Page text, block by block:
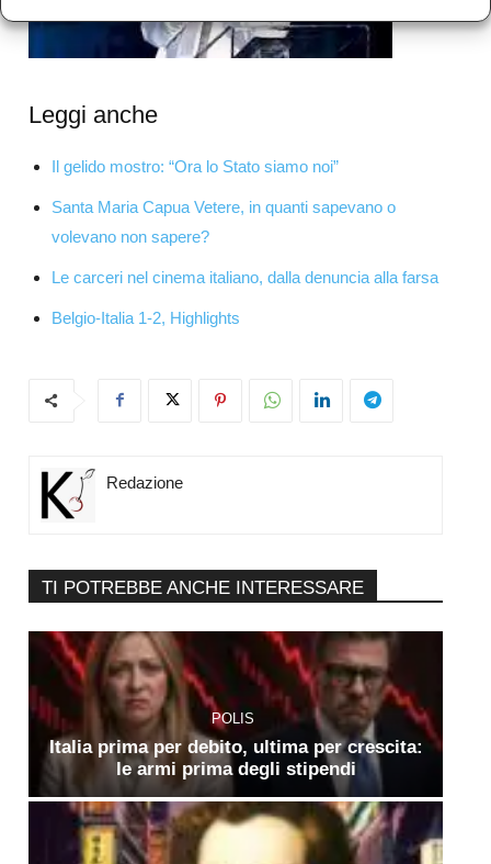
Leggi anche
Il gelido mostro: “Ora lo Stato siamo noi”
Santa Maria Capua Vetere, in quanti sapevano o
volevano non sapere?
Le carceri nel cinema italiano, dalla denuncia alla farsa
Belgio-Italia 1-2, Highlights
Redazione
TI POTREBBE ANCHE INTERESSARE
POLIS
Italia prima per debito, ultima per crescita:
le armi prima degli stipendi